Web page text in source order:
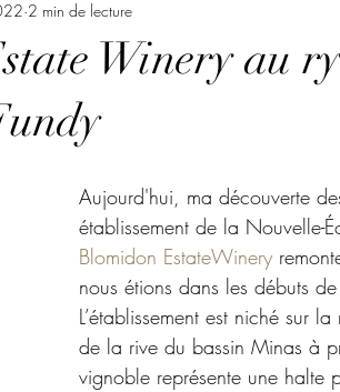
Winery au
2 min de lecture
Aujourd'hui, ma découverte
établissement de la Nouvelle-
Blomidon EstateWinery
nous étions dans les débuts
L’établissement est niché sur
de la rive du bassin Minas à
vignoble représente une halte